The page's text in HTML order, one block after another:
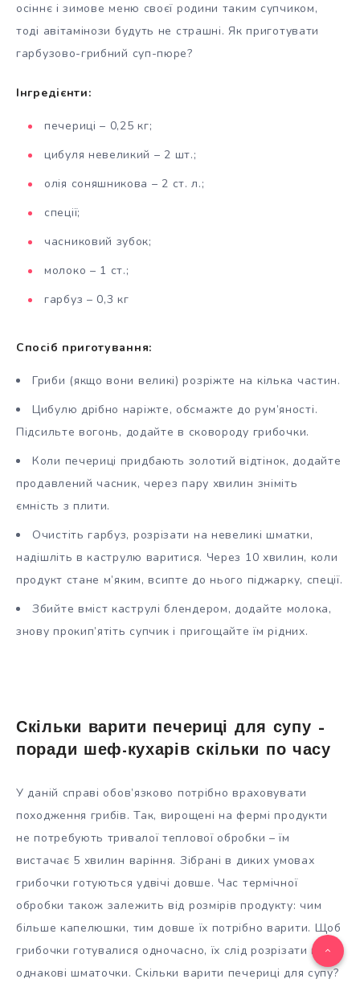
осіннє і зимове меню своєї родини таким супчиком,
тоді авітамінози будуть не страшні. Як приготувати
гарбузово-грибний суп-пюре?
Інгредієнти:
печериці – 0,25 кг;
цибуля невеликий – 2 шт.;
олія соняшникова – 2 ст. л.;
спеції;
часниковий зубок;
молоко – 1 ст.;
гарбуз – 0,3 кг
Спосіб приготування:
Гриби (якщо вони великі) розріжте на кілька частин.
Цибулю дрібно наріжте, обсмажте до рум’яності.
Підсильте вогонь, додайте в сковороду грибочки.
Коли печериці придбають золотий відтінок, додайте
продавлений часник, через пару хвилин зніміть
ємність з плити.
Очистіть гарбуз, розрізати на невеликі шматки,
надішліть в каструлю варитися. Через 10 хвилин, коли
продукт стане м’яким, всипте до нього піджарку, спеції.
Збийте вміст каструлі блендером, додайте молока,
знову прокип’ятіть супчик і пригощайте їм рідних.
Скільки варити печериці для супу –
поради шеф-кухарів скільки по часу
У даній справі обов’язково потрібно враховувати
походження грибів. Так, вирощені на фермі продукти
не потребують тривалої теплової обробки – їм
вистачає 5 хвилин варіння. Зібрані в диких умовах
грибочки готуються удвічі довше. Час термічної
обробки також залежить від розмірів продукту: чим
більше капелюшки, тим довше їх потрібно варити. Щоб
грибочки готувалися одночасно, їх слід розрізати на
однакові шматочки. Скільки варити печериці для супу?